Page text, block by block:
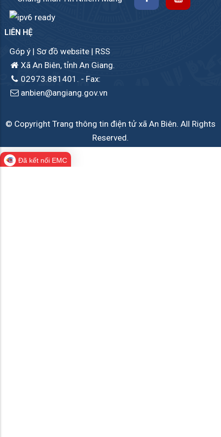
LIÊN HỆ
Góp ý | Sơ đồ website | RSS
Xã An Biên, tỉnh An Giang.
02973.881401. - Fax:
anbien@angiang.gov.vn
© Copyright Trang thông tin điện tử xã An Biên. All Rights
Reserved.
Đã kết nối EMC